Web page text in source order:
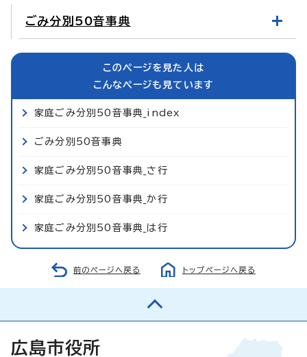
ごみ分別50音事典
このページを見た人は
こんなページも見ています
家庭ごみ分別50音事典_index
ごみ分別50音事典
家庭ごみ分別50音事典_さ行
家庭ごみ分別50音事典_か行
家庭ごみ分別50音事典_は行
前のページへ戻る トップページへ戻る
広島市役所